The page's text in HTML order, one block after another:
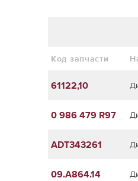
Код запчасти
61122,10
0 986 479 R97
ADT343261
09.A864.14